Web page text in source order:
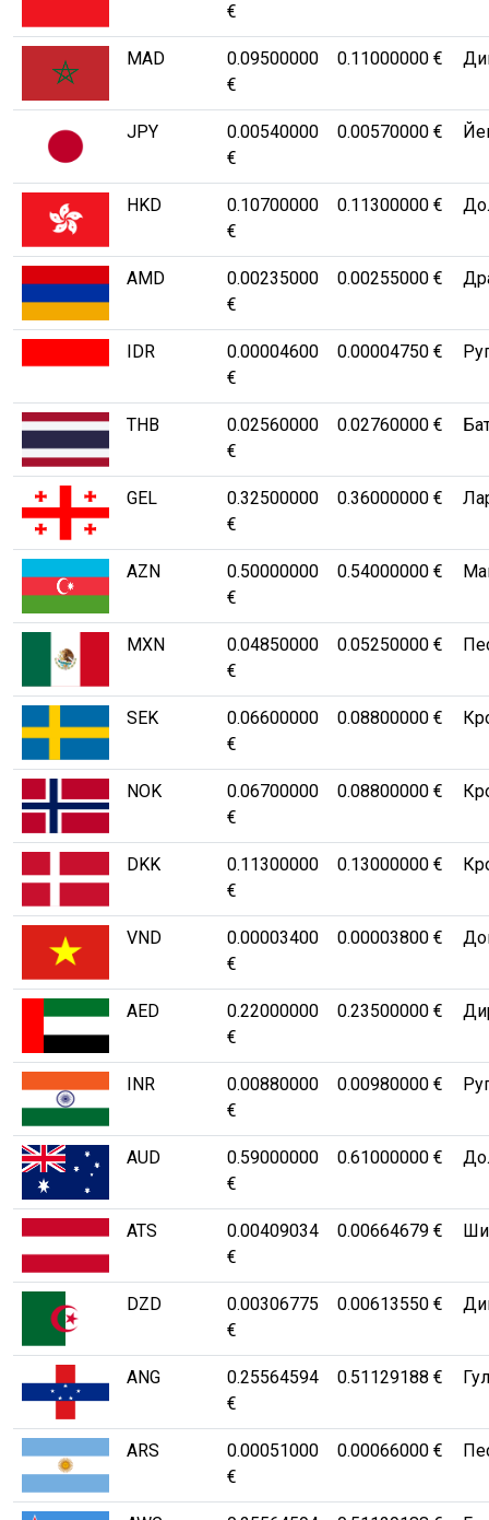
€
MAD
0.09500000
€
0.11000000 €
JPY
0.00540000
€
0.00570000 €
HKD
0.10700000
€
0.11300000 €
AMD
0.00235000
€
0.00255000 €
IDR
0.00004600
€
0.00004750 €
THB
0.02560000
€
0.02760000 €
GEL
0.32500000
€
0.36000000 €
AZN
0.50000000
€
0.54000000 €
MXN
0.04850000
€
0.05250000 €
SEK
0.06600000
€
0.08800000 €
NOK
0.06700000
€
0.08800000 €
DKK
0.11300000
€
0.13000000 €
VND
0.00003400
€
0.00003800 €
AED
0.22000000
€
0.23500000 €
INR
0.00880000
€
0.00980000 €
AUD
0.59000000
€
0.61000000 €
ATS
0.00409034
€
0.00664679 €
DZD
0.00306775
€
0.00613550 €
ANG
0.25564594
€
0.51129188 €
ARS
0.00051000
€
0.00066000 €